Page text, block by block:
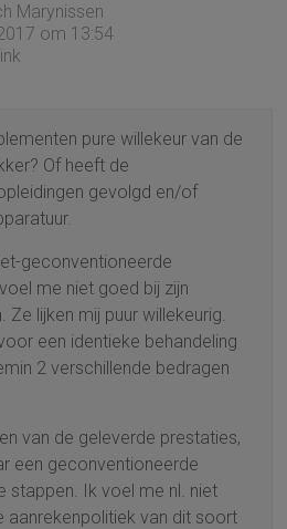
Marynissen
om 13:54
pure willekeur van de
Of heeft de
gevolgd en/of
geconventioneerde
me niet goed bij zijn
Ze lijken mij puur willekeurig.
een identieke behandeling
2 verschillende bedragen
van de geleverde prestaties,
een geconventioneerde
stappen. Ik voel me nl. niet
aanrekenpolitiek van dit soort